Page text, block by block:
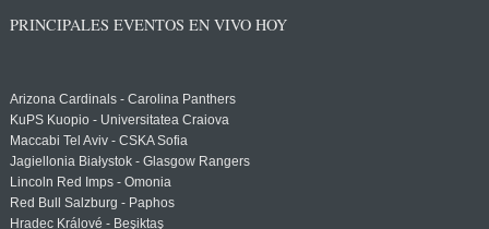
PRINCIPALES EVENTOS EN VIVO HOY
Arizona Cardinals - Carolina Panthers
KuPS Kuopio - Universitatea Craiova
Maccabi Tel Aviv - CSKA Sofia
Jagiellonia Białystok - Glasgow Rangers
Lincoln Red Imps - Omonia
Red Bull Salzburg - Paphos
Hradec Králové - Beşiktaş